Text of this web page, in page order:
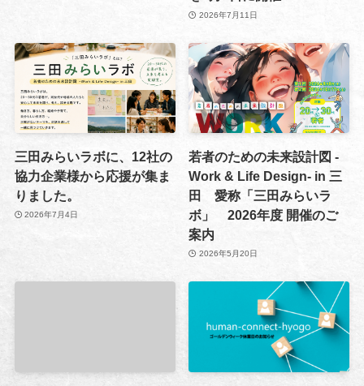
2026年7月11日
三田みらいラボに、12社の
協力企業様から応援が集ま
りました。
2026年7月4日
若者のための未来設計図 -
Work & Life Design- in 三
田 愛称「三田みらいラ
ボ」 2026年度 開催のご
案内
2026年5月20日